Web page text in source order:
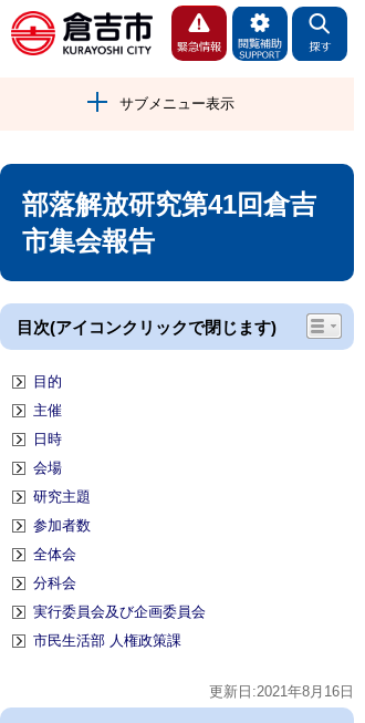
サブメニュー表示
部落解放研究第41回倉吉
市集会報告
目次(アイコンクリックで閉じます)
目的
主催
日時
会場
研究主題
参加者数
全体会
分科会
実行委員会及び企画委員会
市民生活部 人権政策課
更新日:2021年8月16日